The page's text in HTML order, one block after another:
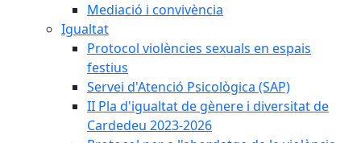
Mediació i convivència
Igualtat
Protocol violències sexuals en espais
festius
Servei d'Atenció Psicològica (SAP)
II Pla d'igualtat de gènere i diversitat de
Cardedeu 2023-2026